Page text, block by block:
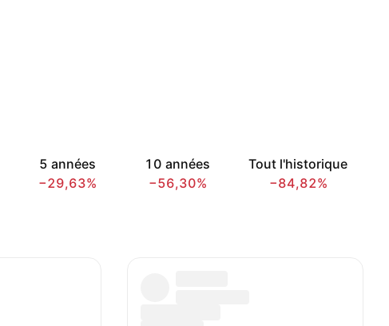
5 années
−29,63%
10 années
−56,30%
Tout l'historique
−84,82%